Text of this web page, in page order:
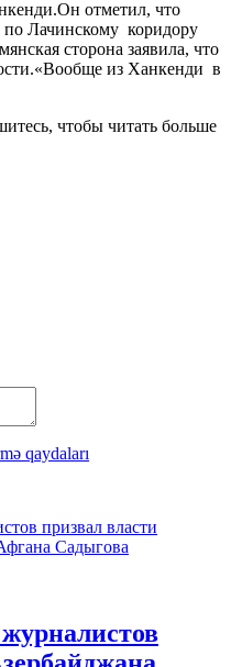
отметил, что
Лачинскому коридору
сторона заявила, что
из Ханкенди в
чтобы читать больше
qaydaları